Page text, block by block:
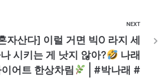
NEXT
자산다] 이럴 거면 빅O 라지 세
시키는 게 낫지 않아?
나래
어트 한상차림
| #박나래 #